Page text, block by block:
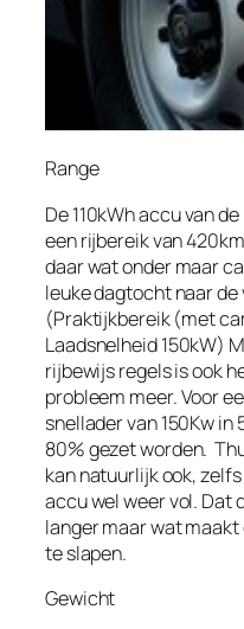
Range
De 110kWh accu van
een rijbereik van
daar wat onder maar
leuke dagtocht naar
(Praktijkbereik (met
Laadsnelheid 150kW)
rijbewijs regels is ook
probleem meer. Voor
snellader van 150Kw
80% gezet worden.
kan natuurlijk ook,
accu wel weer vol. Dat
langer maar wat
te slapen.
Gewicht